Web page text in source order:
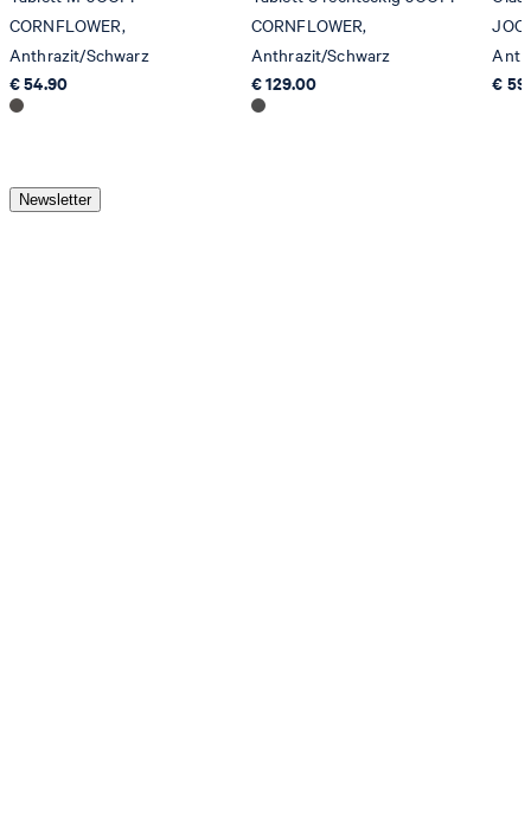
CORNFLOWER,
Anthrazit/Schwarz
€ 54.90
CORNFLOWER,
Anthrazit/Schwarz
€ 129.00
€
Newsletter